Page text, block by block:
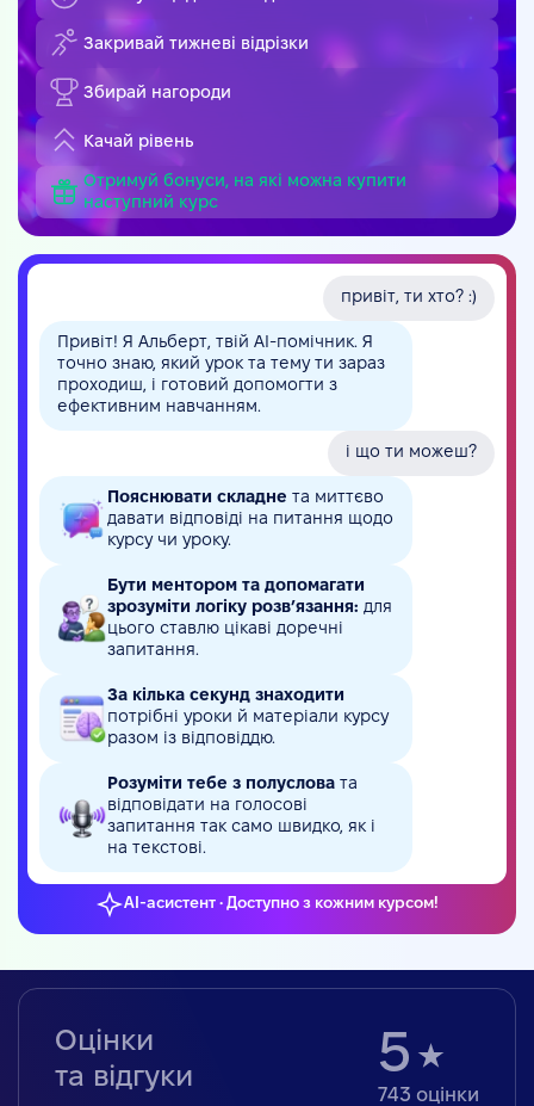
Закривай тижневі відрізки
Збирай нагороди
Качай рівень
Отримуй бонуси, на які можна купити
наступний курс
привіт, ти хто? :)
Привіт! Я Альберт, твій AI-помічник. Я
точно знаю, який урок та тему ти зараз
проходиш, і готовий допомогти з
ефективним навчанням.
і що ти можеш?
Пояснювати складне та миттєво
давати відповіді на питання щодо
курсу чи уроку.
Бути ментором та допомагати
зрозуміти логіку розв’язання: для
цього ставлю цікаві доречні
запитання.
За кілька секунд знаходити
потрібні уроки й матеріали курсу
разом із відповіддю.
Розуміти тебе з полуслова та
відповідати на голосові
запитання так само швидко, як і
на текстові.
AI-асистент • Доступно з кожним курсом!
Оцінки
та відгуки
5
743 оцінки